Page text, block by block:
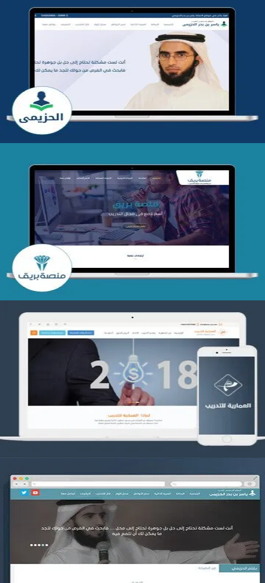
تطوير موقع المدرب ياسر الحزيمي
التفاصيل
تصميم منصة بريق
التفاصيل
تصميم العمارية للتدريب
التفاصيل
موقع ياسر بن بدر الحزيمي
التفاصيل